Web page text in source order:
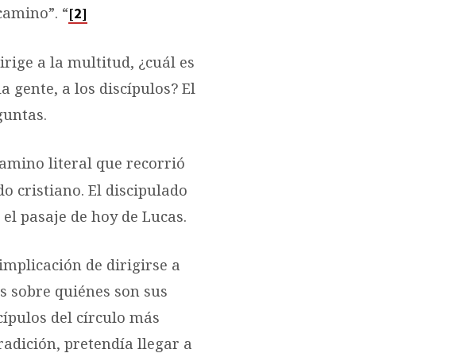
“[2]
a la multitud, ¿cuál es
gente, a los discípulos? El
literal que recorrió
cristiano. El discipulado
pasaje de hoy de Lucas.
de dirigirse a
quiénes son sus
del círculo más
pretendía llegar a